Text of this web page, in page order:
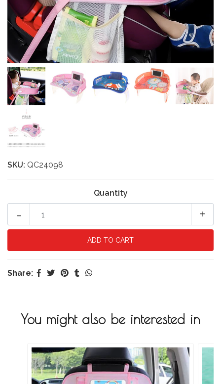
SKU: QC24098
Quantity
+
-
Share:
You might also be interested in